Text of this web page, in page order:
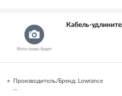
Кабель-
Производитель/Бренд: Lowrance
...